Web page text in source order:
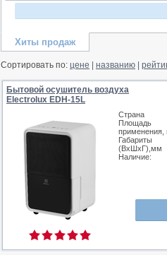
Хиты продаж
Сортировать по: цене названию
Бытовой осушитель воздуха
Electrolux EDH-15L
Страна
Площадь
применения,
Габариты
(ВхШхГ),мм
Наличие: